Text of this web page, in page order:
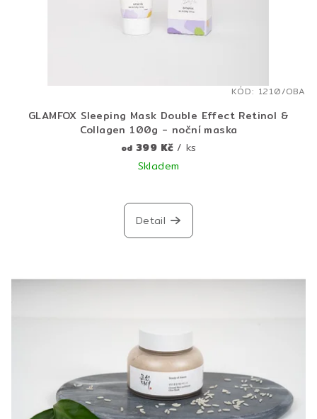
GLAMFOX Sleeping Mask Double Effect Retinol &
Collagen 100g - noční maska
od 399 Kč / ks
Skladem
Detail
KÓD: 1210/OBA